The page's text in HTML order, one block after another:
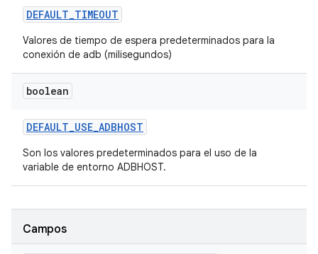
DEFAULT_TIMEOUT
Valores de tiempo de espera predeterminados para la
conexión de adb (milisegundos)
boolean
DEFAULT_USE_ADBHOST
Son los valores predeterminados para el uso de la
variable de entorno ADBHOST.
Campos